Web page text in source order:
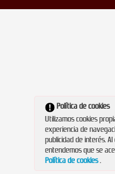
Política de cookies
Utilizamos cookies
experiencia de
publicidad de interés.
entendemos que se
Política de cookies.